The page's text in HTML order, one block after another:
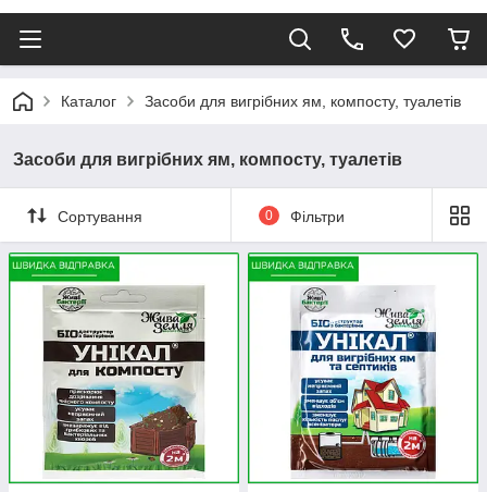
Каталог Засоби для вигрібних ям, компосту, туалетів
Засоби для вигрібних ям, компосту, туалетів
Сортування 0 Фільтри